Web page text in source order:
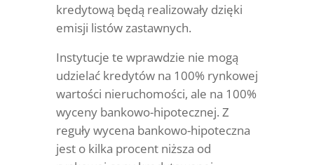
kredytową będą realizowały dzięki
emisji listów zastawnych.
Instytucje te wprawdzie nie mogą
udzielać kredytów na 100% rynkowej
wartości nieruchomości, ale na 100%
wyceny bankowo-hipotecznej. Z
reguły wycena bankowo-hipoteczna
jest o kilka procent niższa od